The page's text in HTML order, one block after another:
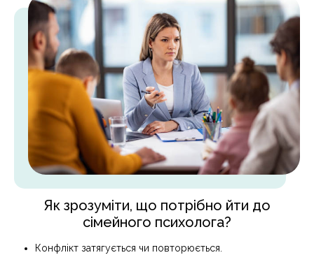
Як зрозуміти, що потрібно йти до
сімейного психолога?
Конфлікт затягується чи повторюється.